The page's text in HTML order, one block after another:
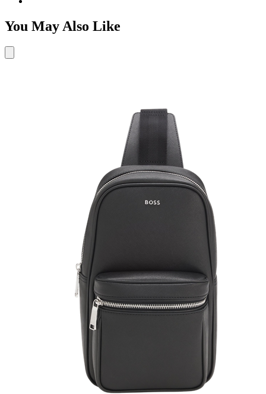
You May Also Like